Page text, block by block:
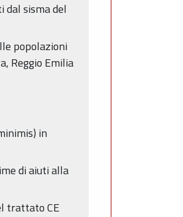
dal sisma del
popolazioni
Reggio Emilia
in
di aiuti alla
trattato CE